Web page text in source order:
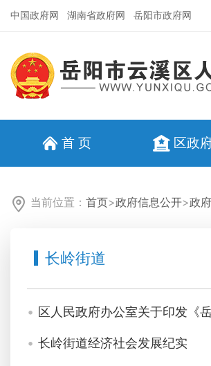
中国政府网 湖南省政府网 岳阳市政府网
首 页 区政
当前位置： 首页>政府信息公开>政
长岭街道
区人民政府办公室关于印发《
长岭街道经济社会发展纪实